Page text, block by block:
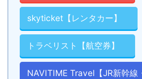
skyticket【レンタカー】
トラベリスト【航空券】
NAVITIME Travel【JR新幹線